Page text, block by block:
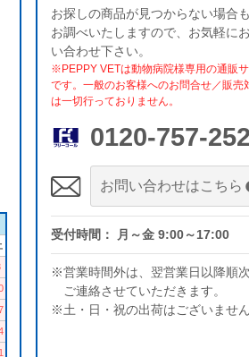
お探しの商品が見つからない場合も
お調べいたしますので、お気軽に
い合わせ下さい。
※PEPPY VETは動物病院様専用の通販サ
です。一般のお客様へのお問合せ／販売
は一切行っておりません。
0120-757-252
お問い合わせはこちら
受付時間： 月～金 9:00～17:00
※営業時間外は、翌営業日以降順次
ご連絡させていただきます。
※土・日・祝の出荷はございません